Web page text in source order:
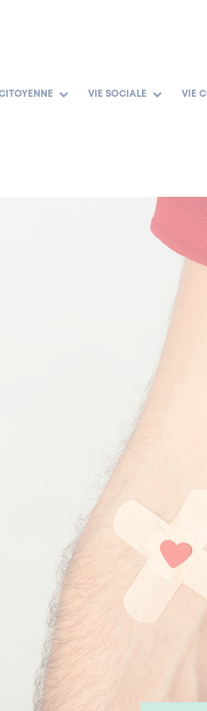
VIE SOCIALE VIE